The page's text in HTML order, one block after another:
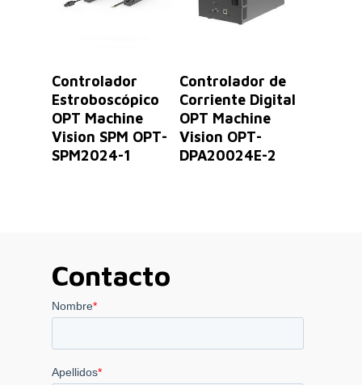
Leer Más
Controlador
Estroboscópico
OPT Machine
Vision SPM OPT-
SPM2024-1
Leer Más
Controlador de
Corriente Digital
OPT Machine
Vision OPT-
DPA20024E-2
Contacto